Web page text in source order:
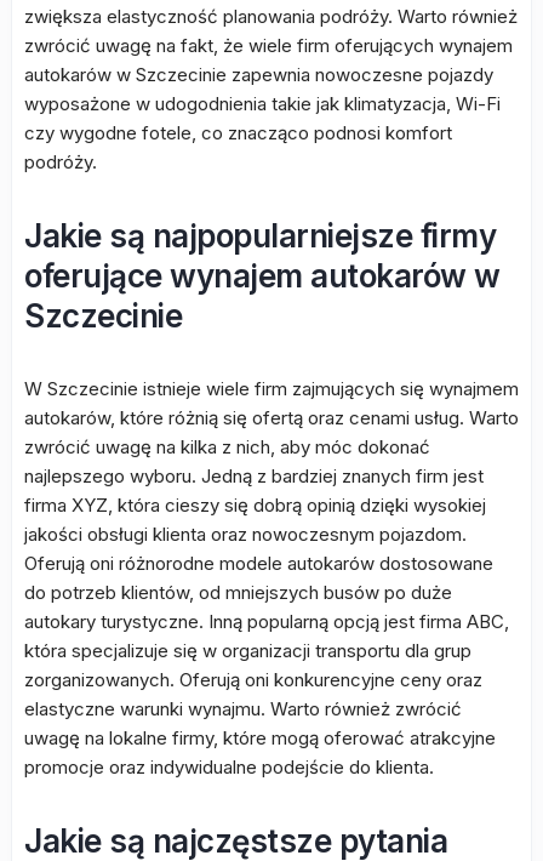
zwiększa elastyczność planowania podróży. Warto również
zwrócić uwagę na fakt, że wiele firm oferujących wynajem
autokarów w Szczecinie zapewnia nowoczesne pojazdy
wyposażone w udogodnienia takie jak klimatyzacja, Wi-Fi
czy wygodne fotele, co znacząco podnosi komfort
podróży.
Jakie są najpopularniejsze firmy
oferujące wynajem autokarów w
Szczecinie
W Szczecinie istnieje wiele firm zajmujących się wynajmem
autokarów, które różnią się ofertą oraz cenami usług. Warto
zwrócić uwagę na kilka z nich, aby móc dokonać
najlepszego wyboru. Jedną z bardziej znanych firm jest
firma XYZ, która cieszy się dobrą opinią dzięki wysokiej
jakości obsługi klienta oraz nowoczesnym pojazdom.
Oferują oni różnorodne modele autokarów dostosowane
do potrzeb klientów, od mniejszych busów po duże
autokary turystyczne. Inną popularną opcją jest firma ABC,
która specjalizuje się w organizacji transportu dla grup
zorganizowanych. Oferują oni konkurencyjne ceny oraz
elastyczne warunki wynajmu. Warto również zwrócić
uwagę na lokalne firmy, które mogą oferować atrakcyjne
promocje oraz indywidualne podejście do klienta.
Jakie są najczęstsze pytania